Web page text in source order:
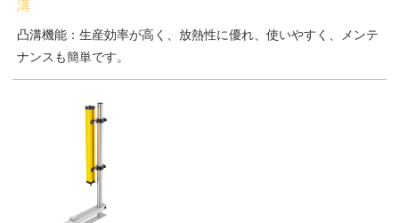
溝
凸溝機能：生産効率が高く、放熱性に優れ、使いやすく、メンテ
ナンスも簡単です。